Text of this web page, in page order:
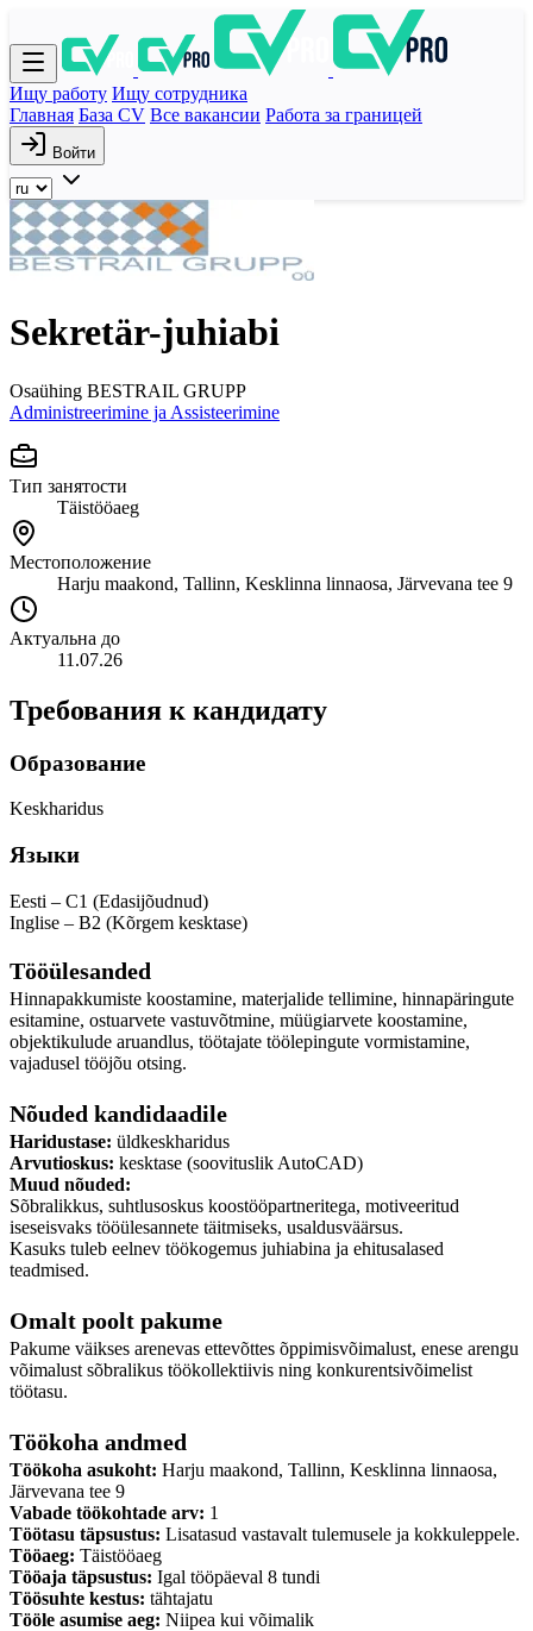
Ищу работу Ищу сотрудника
Главная База CV Все вакансии Работа за границей
Войти
Sekretär-juhiabi
Osaühing BESTRAIL GRUPP
Administreerimine ja Assisteerimine
Тип занятости
Täistööaeg
Местоположение
Harju maakond, Tallinn, Kesklinna linnaosa, Järvevana tee 9
Актуальна до
11.07.26
Требования к кандидату
Образование
Keskharidus
Языки
Eesti – C1 (Edasijõudnud)
Inglise – B2 (Kõrgem kesktase)
Tööülesanded
Hinnapakkumiste koostamine, materjalide tellimine, hinnapäringute
esitamine, ostuarvete vastuvõtmine, müügiarvete koostamine,
objektikulude aruandlus, töötajate töölepingute vormistamine,
vajadusel tööjõu otsing.
Nõuded kandidaadile
Haridustase: üldkeskharidus
Arvutioskus: kesktase (soovituslik AutoCAD)
Muud nõuded:
Sõbralikkus, suhtlusoskus koostööpartneritega, motiveeritud
iseseisvaks tööülesannete täitmiseks, usaldusväärsus.
Kasuks tuleb eelnev töökogemus juhiabina ja ehitusalased
teadmised.
Omalt poolt pakume
Pakume väikses arenevas ettevõttes õppimisvõimalust, enese arengu
võimalust sõbralikus töökollektiivis ning konkurentsivõimelist
töötasu.
Töökoha andmed
Töökoha asukoht: Harju maakond, Tallinn, Kesklinna linnaosa,
Järvevana tee 9
Vabade töökohtade arv: 1
Töötasu täpsustus: Lisatasud vastavalt tulemusele ja kokkuleppele.
Tööaeg: Täistööaeg
Tööaja täpsustus: Igal tööpäeval 8 tundi
Töösuhte kestus: tähtajatu
Tööle asumise aeg: Niipea kui võimalik